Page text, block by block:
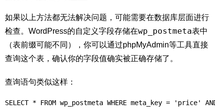
如果以上方法都无法解决问题，可能需要在数据库层面进行
检查。WordPress的自定义字段存储在wp_postmeta表中
（表前缀可能不同），你可以通过phpMyAdmin等工具直接
查询这个表，确认你的字段值确实被正确存储了。
查询语句类似这样：
SELECT * FROM wp_postmeta WHERE meta_key = 'price'